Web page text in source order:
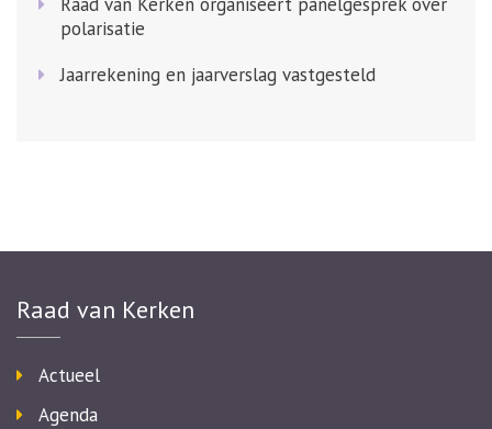
polarisatie
Jaarrekening en jaarverslag vastgesteld
Raad van Kerken
Actueel
Agenda